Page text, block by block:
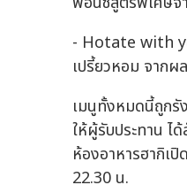
- Hotate with
เปรี้ยวหอม จาก
เมนูทั้งหมดนี้ถูกรั
ให้ผู้รับประทาน ไ
ห้องอาหารฮากิเ
22.30 น.